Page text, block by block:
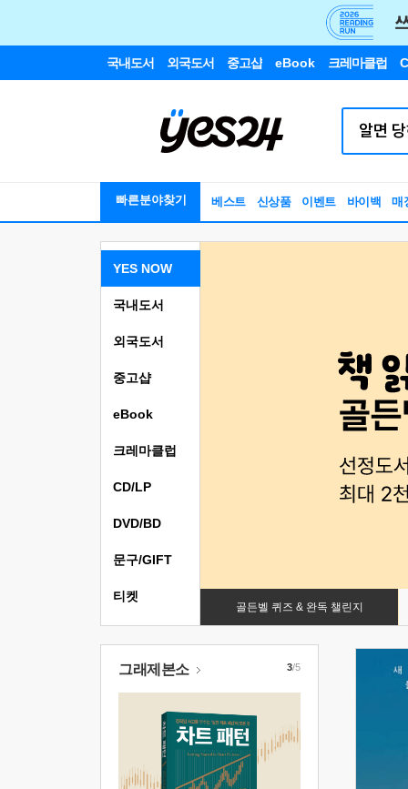
국내도서 외국도서 중고샵 eBook 크레마클럽
빠른분야찾기 베스트 신상품 이벤트 바이백 매
YES NOW
골든벨 퀴즈 & 완독 챌린지
국내도서
외국도서
중고샵
eBook
크레마클럽
CD/LP
DVD/BD
문구/GIFT
티켓
그래제본소 3/5